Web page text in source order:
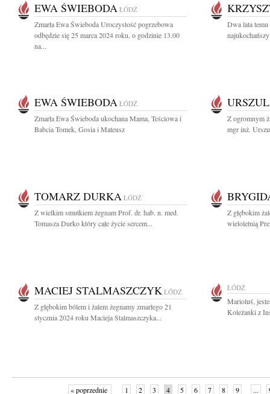
EWA ŚWIEBODA ŁÓDŹ
Zmarła Ewa Świeboda Uroczystość pogrzebowa
odbędzie się 25 marca 2024 roku, o godzinie 13.00
na...
Dwa lata
EWA ŚWIEBODA ŁÓDŹ
Zmarła Ewa Świeboda ukochana Mama, Teściowa i
Babcia Tomek, Gosia i Mateusz
Z ogromnym
mgr inż.
TOMARZ DURKA ŁÓDŹ
Z wielkim smutkiem żegnam Prof. dr. hab. n. med.
Tomasza Durko który całe życie sercem...
Z głębokim
wieloletnią
MACIEJ STALMASZCZYK ŁÓDŹ
Z głębokim bólem i żalem żegnamy zmarłego 21
stycznia 2024 roku Macieja Stalmaszczyka...
ŁÓDŹ
Marioluś,
Koleżanki z
« poprzednie 1 2 3 4 5 6 7 8 9 ...